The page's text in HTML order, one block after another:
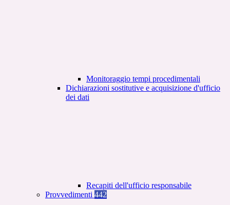
Monitoraggio tempi procedimentali
Dichiarazioni sostitutive e acquisizione d'ufficio
dei dati
Recapiti dell'ufficio responsabile
Provvedimenti 442